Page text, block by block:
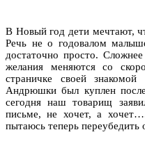
В Новый год дети мечтают,
Речь не о годовалом
достаточно просто.
желания меняются со
страничке своей
Андрюшки был куплен
сегодня наш товарищ
письме, не хочет, а
пытаюсь теперь переубедить